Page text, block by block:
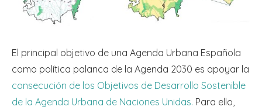
El principal objetivo de una Agenda Urbana Española
como política palanca de la Agenda 2030 es apoyar la
consecución de los Objetivos de Desarrollo Sostenible
de la Agenda Urbana de Naciones Unidas. Para ello,